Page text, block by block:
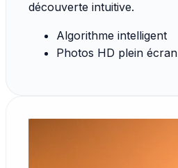
découverte intuitive.
Algorithme intelligent
Photos HD plein écran